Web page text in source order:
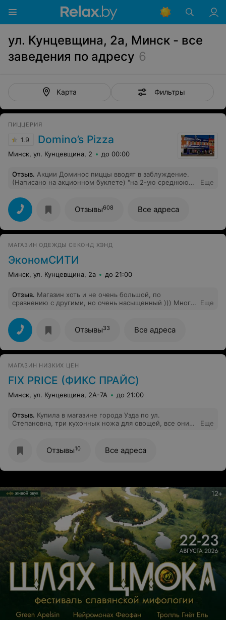
ул. Кунцевщина, 2а, Минск - все
заведения по адресу 6
Карта Фильтры
ПИЦЦЕРИЯ
1.9 Domino’s Pizza
Минск, ул. Кунцевщина, 2 до 00:00
Отзыв. Акции Доминос пиццы вводят в заблуждение.
(Написано на акционном буклете) "на 2-ую среднюю
быть либо большой или средней и не из категории
суперцена буклет умалчивает. Я не доволен, что такое
пренебрежительное отношение получает клиент.
Пицца не плохая, но лучше в следующий раз пойду в
другую.
Еще
Отзывы608 Все адреса
МАГАЗИН ОДЕЖДЫ СЕКОНД ХЭНД
ЭкономСИТИ
Минск, ул. Кунцевщина, 2а до 21:00
Отзыв. Магазин хоть и не очень большой, по
сравнению с другими, но очень насыщенный ))) Много
Находится в промышленном здании, но покупатели
есть постоянно. Я сама работаю в этом же здании и
захожу почти каждый день.
Еще
Отзывы33 Все адреса
МАГАЗИН НИЗКИХ ЦЕН
FIX PRICE (ФИКС ПРАЙС)
Минск, ул. Кунцевщина, 2А-7А до 21:00
Отзыв. Купила в магазине города Узда по ул.
Степановна, три кухонных ножа для овощей, все они
ясно понять что замены не будет. Поэтому хотите
выбросить деньги, идите в эту сеть магазинов.
Еще
Отзывы10 Все адреса